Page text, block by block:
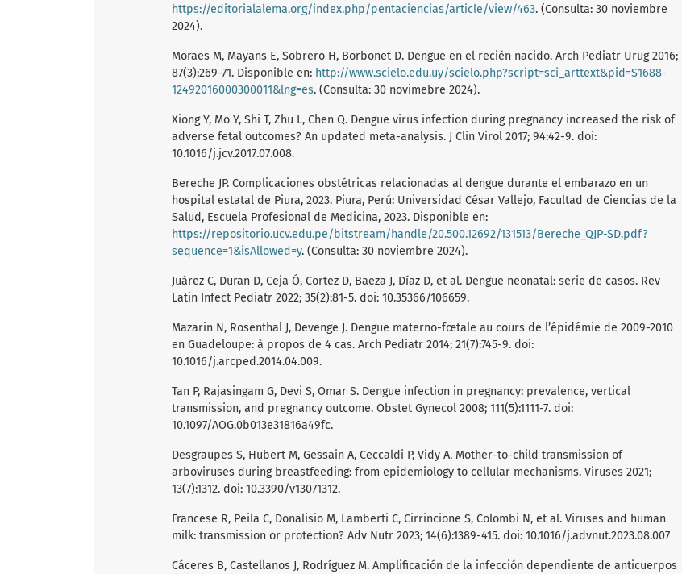
https://editorialalema.org/index.php/pentaciencias/article/view/463. (Consulta: 30 noviembre
2024).
Moraes M, Mayans E, Sobrero H, Borbonet D. Dengue en el recién nacido. Arch Pediatr Urug 2016;
87(3):269-71. Disponible en: http://www.scielo.edu.uy/scielo.php?script=sci_arttext&pid=S1688-
12492016000300011&lng=es. (Consulta: 30 novimebre 2024).
Xiong Y, Mo Y, Shi T, Zhu L, Chen Q. Dengue virus infection during pregnancy increased the risk of
adverse fetal outcomes? An updated meta-analysis. J Clin Virol 2017; 94:42-9. doi:
10.1016/j.jcv.2017.07.008.
Bereche JP. Complicaciones obstétricas relacionadas al dengue durante el embarazo en un
hospital estatal de Piura, 2023. Piura, Perú: Universidad César Vallejo, Facultad de Ciencias de la
Salud, Escuela Profesional de Medicina, 2023. Disponible en:
https://repositorio.ucv.edu.pe/bitstream/handle/20.500.12692/131513/Bereche_QJP-SD.pdf?
sequence=1&isAllowed=y. (Consulta: 30 noviembre 2024).
Juárez C, Duran D, Ceja Ó, Cortez D, Baeza J, Díaz D, et al. Dengue neonatal: serie de casos. Rev
Latin Infect Pediatr 2022; 35(2):81-5. doi: 10.35366/106659.
Mazarin N, Rosenthal J, Devenge J. Dengue materno-fœtale au cours de l’épidémie de 2009-2010
en Guadeloupe: à propos de 4 cas. Arch Pediatr 2014; 21(7):745-9. doi:
10.1016/j.arcped.2014.04.009.
Tan P, Rajasingam G, Devi S, Omar S. Dengue infection in pregnancy: prevalence, vertical
transmission, and pregnancy outcome. Obstet Gynecol 2008; 111(5):1111-7. doi:
10.1097/AOG.0b013e31816a49fc.
Desgraupes S, Hubert M, Gessain A, Ceccaldi P, Vidy A. Mother-to-child transmission of
arboviruses during breastfeeding: from epidemiology to cellular mechanisms. Viruses 2021;
13(7):1312. doi: 10.3390/v13071312.
Francese R, Peila C, Donalisio M, Lamberti C, Cirrincione S, Colombi N, et al. Viruses and human
milk: transmission or protection? Adv Nutr 2023; 14(6):1389-415. doi: 10.1016/j.advnut.2023.08.007
Cáceres B, Castellanos J, Rodríguez M. Amplificación de la infección dependiente de anticuerpos